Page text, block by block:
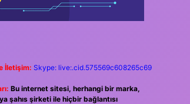
İletişim: Skype: live:.cid.575569c608265c69
Bu internet sitesi, herhangi bir marka,
şahıs şirketi ile hiçbir bağlantısı